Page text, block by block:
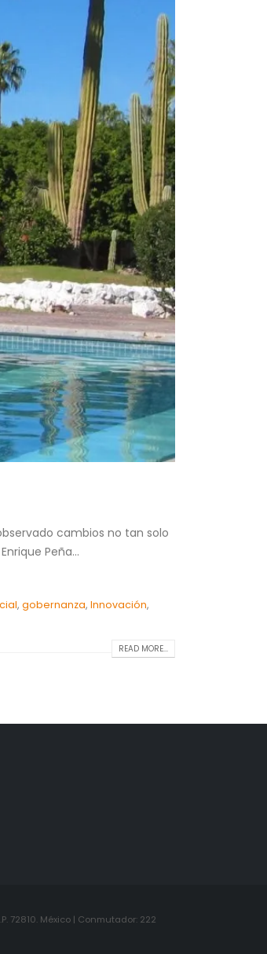
cambios no tan solo
Peña...
, gobernanza, Innovación,
READ MORE...
72810. México | Conmutador: 222